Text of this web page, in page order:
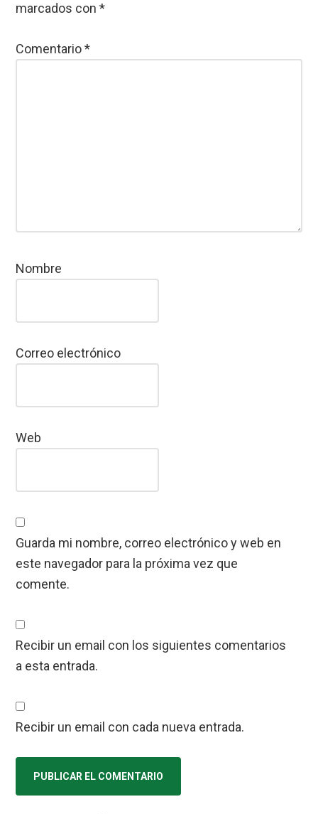
marcados con*
Comentario*
Nombre
Correo electrónico
Web
Guarda mi nombre, correo electrónico y web en
este navegador para la próxima vez que
comente.
Recibir un email con los siguientes comentarios
a esta entrada.
Recibir un email con cada nueva entrada.